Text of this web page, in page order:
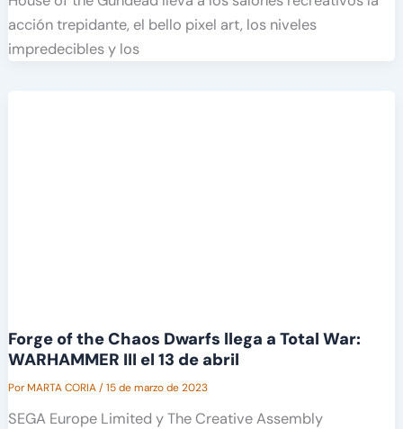
acción trepidante, el bello pixel art, los niveles
impredecibles y los
Forge of the Chaos Dwarfs llega a Total War:
WARHAMMER III el 13 de abril
PorMARTA CORIA/15 de marzo de 2023
SEGA Europe Limited y The Creative Assembly